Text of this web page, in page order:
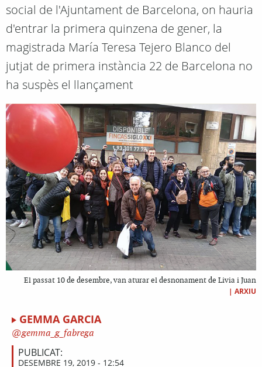
social de l'Ajuntament de Barcelona, on hauria
d'entrar la primera quinzena de gener, la
magistrada María Teresa Tejero Blanco del
jutjat de primera instància 22 de Barcelona no
ha suspès el llançament
El passat 10 de desembre, van aturar el desnonament de Livia i Juan
| ARXIU
GEMMA GARCIA
gemma_g_fabrega
PUBLICAT:
DESEMBRE 19, 2019 - 12:54